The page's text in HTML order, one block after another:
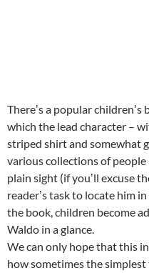
Thereʼs a popular childrenʼs
which the lead character –
striped shirt and somewhat
various collections of people
plain sight (if youʼll excuse
readerʼs task to locate him
the book, children become
Waldo in a glance.
We can only hope that this
how sometimes the